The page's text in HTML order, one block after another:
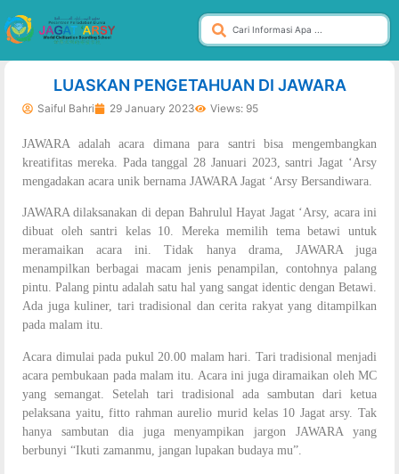
LUASKAN PENGETAHUAN DI JAWARA
Saiful Bahri 29 January 2023 Views: 95
JAWARA adalah acara dimana para santri bisa mengembangkan
kreatifitas mereka. Pada tanggal 28 Januari 2023, santri Jagat ‘Arsy
mengadakan acara unik bernama JAWARA Jagat ‘Arsy Bersandiwara.
JAWARA dilaksanakan di depan Bahrulul Hayat Jagat ‘Arsy, acara ini
dibuat oleh santri kelas 10. Mereka memilih tema betawi untuk
meramaikan acara ini. Tidak hanya drama, JAWARA juga
menampilkan berbagai macam jenis penampilan, contohnya palang
pintu. Palang pintu adalah satu hal yang sangat identic dengan Betawi.
Ada juga kuliner, tari tradisional dan cerita rakyat yang ditampilkan
pada malam itu.
Acara dimulai pada pukul 20.00 malam hari. Tari tradisional menjadi
acara pembukaan pada malam itu. Acara ini juga diramaikan oleh MC
yang semangat. Setelah tari tradisional ada sambutan dari ketua
pelaksana yaitu, fitto rahman aurelio murid kelas 10 Jagat arsy. Tak
hanya sambutan dia juga menyampikan jargon JAWARA yang
berbunyi “Ikuti zamanmu, jangan lupakan budaya mu”.